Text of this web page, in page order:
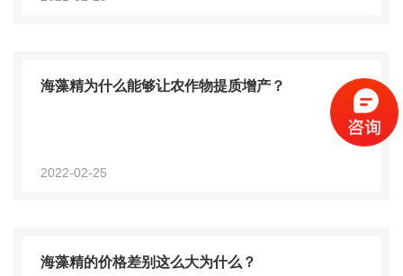
海藻精为什么能够让农作物提质增产？
2022-02-25
海藻精的价格差别这么大为什么？